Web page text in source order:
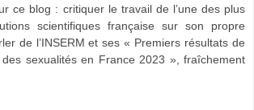
ce blog : critiquer le travail de l’une des plus
scientifiques française sur son propre
de l’INSERM et ses « Premiers résultats de
des sexualités en France 2023 », fraîchement